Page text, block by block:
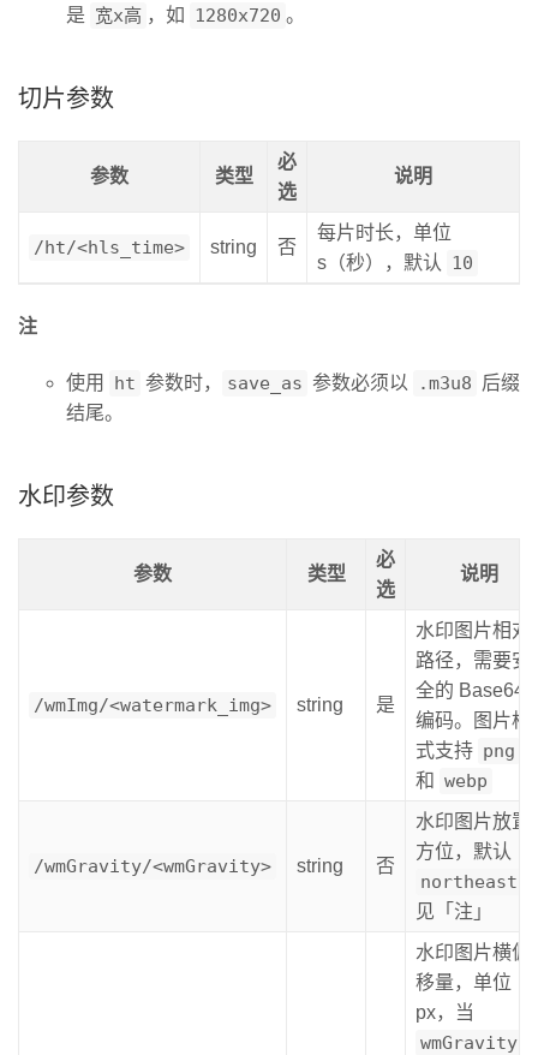
是 宽x高 ，如 1280x720 。
切片参数
参数 类型
必
选
说明
/ht/<hls_time> string 否
每片时长，单位
s（秒），默认
10
注
使用 ht 参数时， save_as 参数必须以 .m3u8 后缀
结尾。
水印参数
参数 类型
必
选
说明
/wmImg/<watermark_img> string 是
水印图片相对
路径，需要安
全的 Base64
编码。图片格
式支持 png
和 webp
/wmGravity/<wmGravity> string 否
水印图片放置
方位，默认
northeast
见「注」
水印图片横偏
移量，单位
px，当
wmGravity